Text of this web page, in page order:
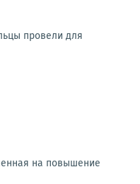
провели для
на повышение